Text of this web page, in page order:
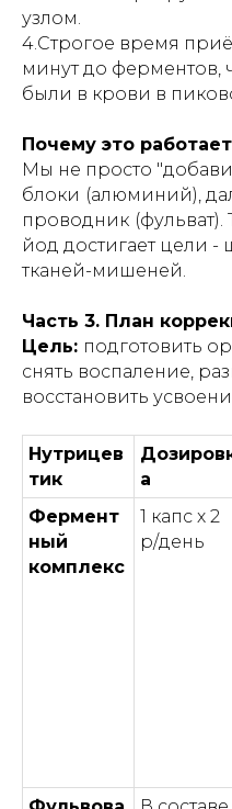
узлом.
4.Строгое время
минут до ферментов,
были в крови в
Почему это
Мы не просто
блоки (алюминий),
проводник (фульват).
йод достигает цели
тканей-мишеней.
Часть 3. План
Цель: подготовить
снять воспаление,
восстановить
Нутрицев
тик
а
Фермент
ный
комплекс
1 капс х 2
р/день